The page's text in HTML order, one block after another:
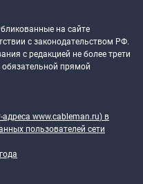
на сайте
с законодательством РФ.
с редакцией не более трети
прямой
адреса www.cableman.ru) в
пользователей сети